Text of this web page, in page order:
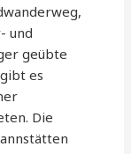
und
geübte
es
Die